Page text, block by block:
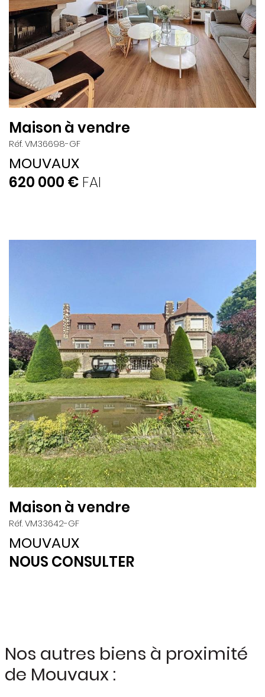
Maison à vendre
Réf. VM36698-GF
MOUVAUX
620 000 € FAI
Maison à vendre
Réf. VM33642-GF
MOUVAUX
NOUS CONSULTER
Nos autres biens à proximité
de Mouvaux :